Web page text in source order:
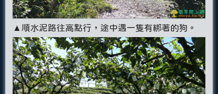
▲順水泥路往高點行，途中遇一隻有綁著的狗。